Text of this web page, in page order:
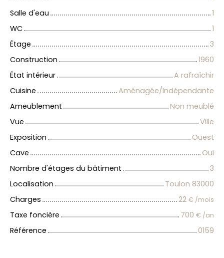
Salle d'eau
1
WC
1
Étage
3
Construction
1960
État intérieur
A rafraîchir
Cuisine
Aménagée/Indépendante
Ameublement
Non meublé
Vue
Ville
Exposition
Ouest
Cave
Oui
Nombre d'étages du bâtiment
3
Localisation
Toulon 83000
Charges
22 € /mois
Taxe foncière 700 € /an
Référence 0159